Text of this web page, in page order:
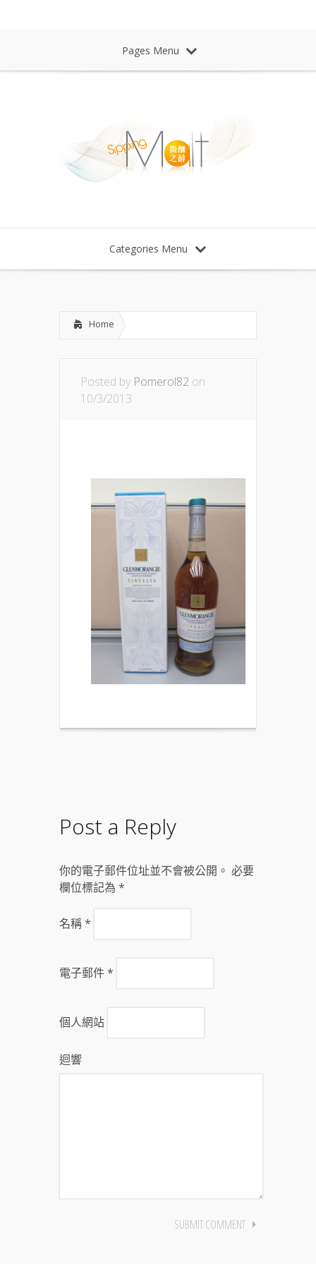
Pages Menu
Categories Menu
Home
Posted by Pomerol82 on
10/3/2013
Post a Reply
你的電子郵件位址並不會被公開。 必要
欄位標記為 *
名稱*
電子郵件*
個人網站
迴響